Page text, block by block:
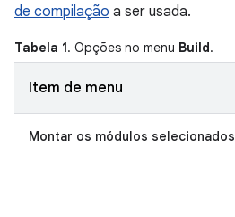
de compilação a ser usada.
Tabela 1. Opções no menu Build.
Item de menu
Montar os módulos selecionados